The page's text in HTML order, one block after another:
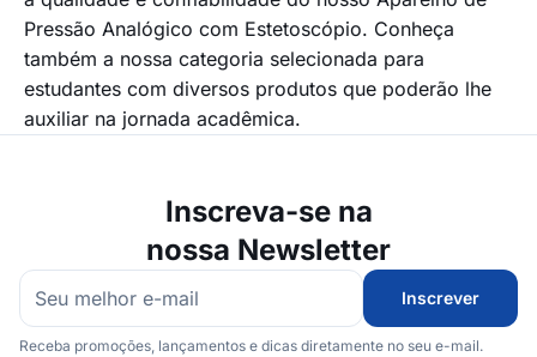
Pressão Analógico com Estetoscópio. Conheça
também a nossa categoria selecionada para
estudantes com diversos produtos que poderão lhe
auxiliar na jornada acadêmica.
Inscreva-se na
nossa Newsletter
Inscrever
Receba promoções, lançamentos e dicas diretamente no seu e-mail.